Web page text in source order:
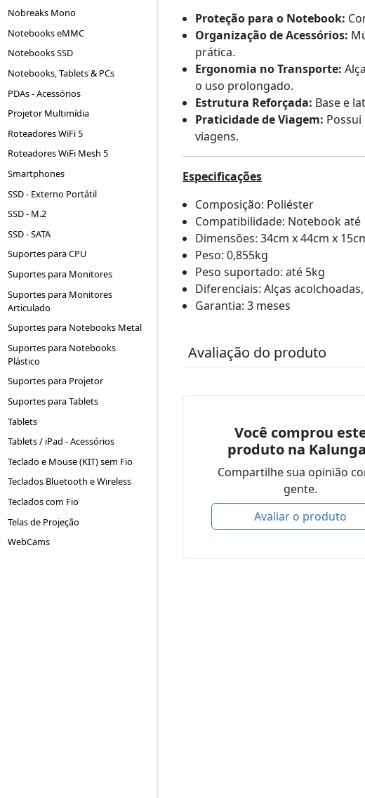
Nobreaks Mono
Notebooks eMMC
Notebooks SSD
Notebooks, Tablets & PCs
PDAs - Acessórios
Projetor Multimídia
Roteadores WiFi 5
Roteadores WiFi Mesh 5
Smartphones
SSD - Externo Portátil
SSD - M.2
SSD - SATA
Suportes para CPU
Suportes para Monitores
Suportes para Monitores
Articulado
Suportes para Notebooks Metal
Suportes para Notebooks
Plástico
Suportes para Projetor
Suportes para Tablets
Tablets
Tablets / iPad - Acessórios
Teclado e Mouse (KIT) sem Fio
Teclados Bluetooth e Wireless
Teclados com Fio
Telas de Projeção
WebCams
Proteção para o Notebook:
Organização de Acessórios:
prática.
Ergonomia no Transporte:
o uso prolongado.
Estrutura Reforçada: Base e
Praticidade de Viagem:
viagens.
Especificações
Composição: Poliéster
Compatibilidade: Notebook até
Dimensões: 34cm x 44cm x
Peso: 0,855kg
Peso suportado: até 5kg
Diferenciais: Alças
Garantia: 3 meses
Avaliação do produto
Você comprou
produto na
Compartilhe sua opinião
gente.
Avaliar o produto